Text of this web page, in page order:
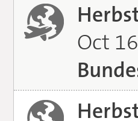
Oct